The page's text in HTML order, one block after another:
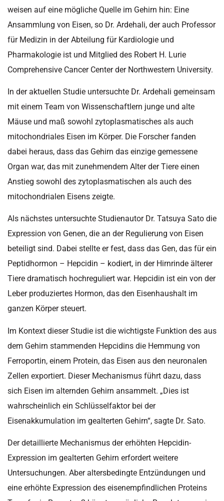
weisen auf eine mögliche Quelle im Gehirn hin: Eine
Ansammlung von Eisen, so Dr. Ardehali, der auch Professor
für Medizin in der Abteilung für Kardiologie und
Pharmakologie ist und Mitglied des Robert H. Lurie
Comprehensive Cancer Center der Northwestern University.
In der aktuellen Studie untersuchte Dr. Ardehali gemeinsam
mit einem Team von Wissenschaftlern junge und alte
Mäuse und maß sowohl zytoplasmatisches als auch
mitochondriales Eisen im Körper. Die Forscher fanden
dabei heraus, dass das Gehirn das einzige gemessene
Organ war, das mit zunehmendem Alter der Tiere einen
Anstieg sowohl des zytoplasmatischen als auch des
mitochondrialen Eisens zeigte.
Als nächstes untersuchte Studienautor Dr. Tatsuya Sato die
Expression von Genen, die an der Regulierung von Eisen
beteiligt sind. Dabei stellte er fest, dass das Gen, das für ein
Peptidhormon – Hepcidin – kodiert, in der Hirnrinde älterer
Tiere dramatisch hochreguliert war. Hepcidin ist ein von der
Leber produziertes Hormon, das den Eisenhaushalt im
ganzen Körper steuert.
Im Kontext dieser Studie ist die wichtigste Funktion des aus
dem Gehirn stammenden Hepcidins die Hemmung von
Ferroportin, einem Protein, das Eisen aus den neuronalen
Zellen exportiert. Dieser Mechanismus führt dazu, dass
sich Eisen im alternden Gehirn ansammelt. „Dies ist
wahrscheinlich ein Schlüsselfaktor bei der
Eisenakkumulation im gealterten Gehirn“, sagte Dr. Sato.
Der detaillierte Mechanismus der erhöhten Hepcidin-
Expression im gealterten Gehirn erfordert weitere
Untersuchungen. Aber altersbedingte Entzündungen und
eine erhöhte Expression des eisenempfindlichen Proteins